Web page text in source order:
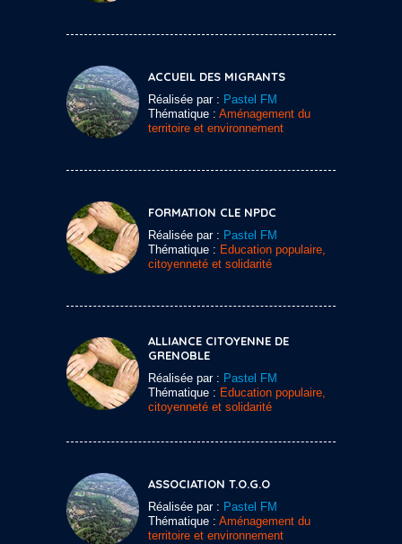
ACCUEIL DES MIGRANTS
Réalisée par : Pastel FM
Thématique : Aménagement du
territoire et environnement
FORMATION CLE NPDC
Réalisée par : Pastel FM
Thématique : Education populaire,
citoyenneté et solidarité
ALLIANCE CITOYENNE DE
GRENOBLE
Réalisée par : Pastel FM
Thématique : Education populaire,
citoyenneté et solidarité
ASSOCIATION T.O.G.O
Réalisée par : Pastel FM
Thématique : Aménagement du
territoire et environnement